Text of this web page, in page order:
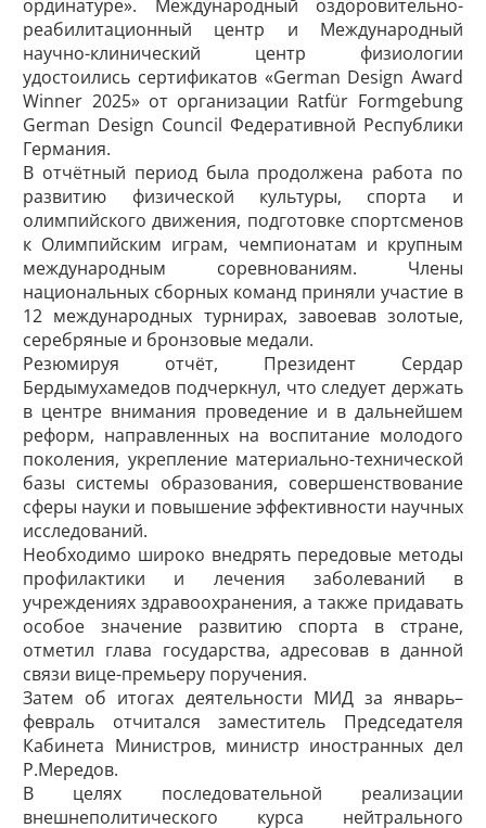
ординатуре». Международный оздоровительно-
реабилитационный центр и Международный
научно-клинический центр физиологии
удостоились сертификатов «German Design Award
Winner 2025» от организации Ratfür Formgebung
German Design Council Федеративной Республики
Германия.
В отчётный период была продолжена работа по
развитию физической культуры, спорта и
олимпийского движения, подготовке спортсменов
к Олимпийским играм, чемпионатам и крупным
международным соревнованиям. Члены
национальных сборных команд приняли участие в
12 международных турнирах, завоевав золотые,
серебряные и бронзовые медали.
Резюмируя отчёт, Президент Сердар
Бердымухамедов подчеркнул, что следует держать
в центре внимания проведение и в дальнейшем
реформ, направленных на воспитание молодого
поколения, укреп­ление материально-технической
базы системы образования, совершенствование
сферы науки и повышение эффективности научных
исследований.
Необходимо широко внедрять передовые методы
профилактики и лечения заболеваний в
учреждениях здравоохранения, а также придавать
особое значение развитию спорта в стране,
отметил глава государства, адресовав в данной
связи вице-премьеру поручения.
Затем об итогах деятельности МИД за январь–
февраль отчитался заместитель Председателя
Кабинета Министров, министр иностранных дел
Р.Мередов.
В целях последовательной реализации
внешнеполитического курса нейтрального